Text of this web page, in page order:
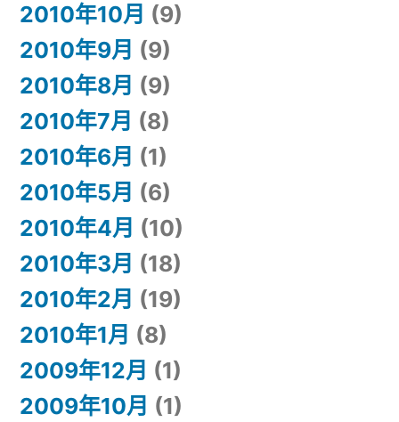
2010年10月 (9)
2010年9月 (9)
2010年8月 (9)
2010年7月 (8)
2010年6月 (1)
2010年5月 (6)
2010年4月 (10)
2010年3月 (18)
2010年2月 (19)
2010年1月 (8)
2009年12月 (1)
2009年10月 (1)